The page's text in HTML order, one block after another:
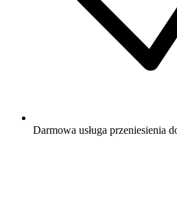
Darmowa usługa przeniesienia